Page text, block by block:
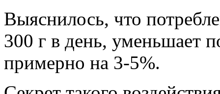
Выяснилось, что
300 г в день, уменьшает
примерно на 3-5%.